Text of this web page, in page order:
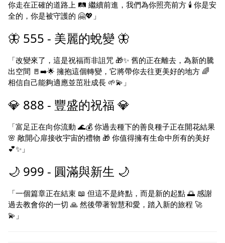
你走在正確的道路上 🛤️ 繼續前進，我們為你照亮前方 🕯️ 你是安
全的，你是被守護的 🤗💖」
🦋 555 - 美麗的蛻變 🦋
「改變來了，這是祝福而非詛咒 🎁✨ 舊的正在離去，為新的騰
出空間 🚪➡️🌟 擁抱這個轉變，它將帶你去往更美好的地方 🌈
相信自己能夠適應並茁壯成長 🌱💫」
💎 888 - 豐盛的祝福 💎
「富足正在向你流動 🌊💰 你過去種下的善良種子正在開花結果
🌸 敞開心扉接收宇宙的禮物 🎁 你值得擁有生命中所有的美好
💕✨」
🌙 999 - 圓滿與新生 🌙
「一個篇章正在結束 📖 但這不是終點，而是新的起點 🌅 感謝
過去教會你的一切 🙏 然後帶著智慧和愛，踏入新的旅程 🚀
💫」